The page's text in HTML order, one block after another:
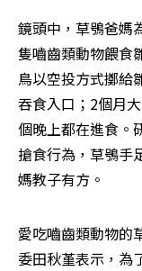
鏡頭中，草鴞爸媽
隻嚙齒類動物餵食
鳥以空投方式擲給
吞食入口；2個月
個晚上都在進食。
搶食行為，草鴞手
媽教子有方。
愛吃嚙齒類動物的
委田秋堇表示，為